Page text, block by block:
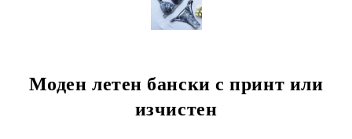
Моден летен бански с принт или
изчистен